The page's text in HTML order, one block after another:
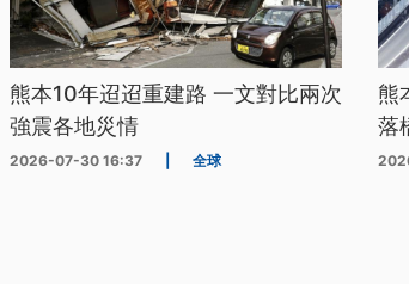
熊本10年迢迢重建路 一文對比兩次
強震各地災情
2026-07-30 16:37 全球
熊
落